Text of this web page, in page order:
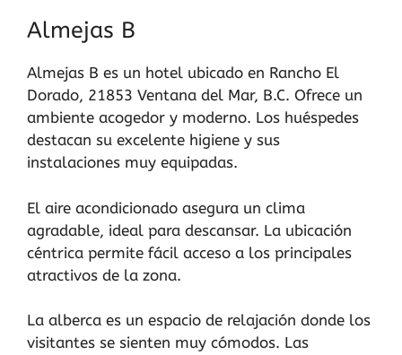
Almejas B
Almejas B es un hotel ubicado en Rancho El
Dorado, 21853 Ventana del Mar, B.C. Ofrece un
ambiente acogedor y moderno. Los huéspedes
destacan su excelente higiene y sus
instalaciones muy equipadas.
El aire acondicionado asegura un clima
agradable, ideal para descansar. La ubicación
céntrica permite fácil acceso a los principales
atractivos de la zona.
La alberca es un espacio de relajación donde los
visitantes se sienten muy cómodos. Las